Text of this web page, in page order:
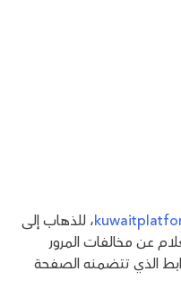
، للذهاب إلى
عن مخالفات المرور
الذي تتضمنه الصفحة